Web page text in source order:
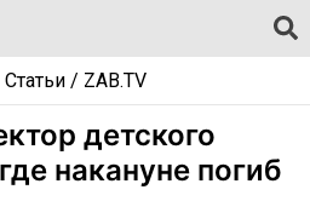
Статьи/ ZAB.TV
детского
накануне погиб